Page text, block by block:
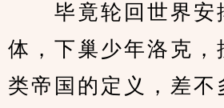
毕竟轮回世界安
体，下巢少年洛克，
类帝国的定义，差不